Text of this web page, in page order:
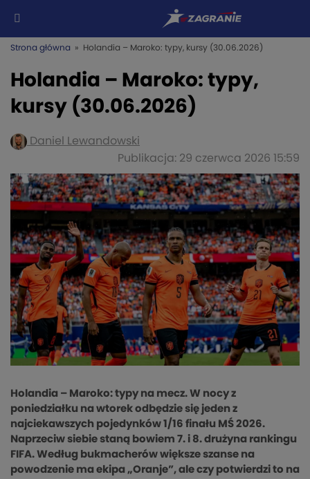
Strona główna » Holandia – Maroko: typy, kursy (30.06.2026)
Holandia – Maroko: typy,
kursy (30.06.2026)
Daniel Lewandowski
Publikacja: 29 czerwca 2026 15:59
Holandia – Maroko: typy na mecz. W nocy z
poniedziałku na wtorek odbędzie się jeden z
najciekawszych pojedynków 1/16 finału MŚ 2026.
Naprzeciw siebie staną bowiem 7. i 8. drużyna rankingu
FIFA. Według bukmacherów większe szanse na
powodzenie ma ekipa „Oranje”, ale czy potwierdzi to na